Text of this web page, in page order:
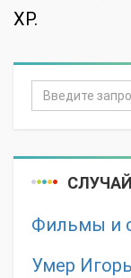
XP.
Фильмы и
Умер